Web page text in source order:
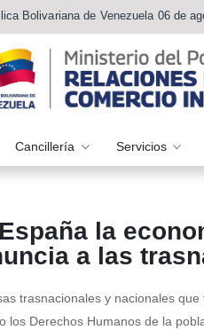
Bolivariana de Venezuela 06 de
Cancillería Servicios
la
a las
trasnacionales y nacionales
los Derechos Humanos de la